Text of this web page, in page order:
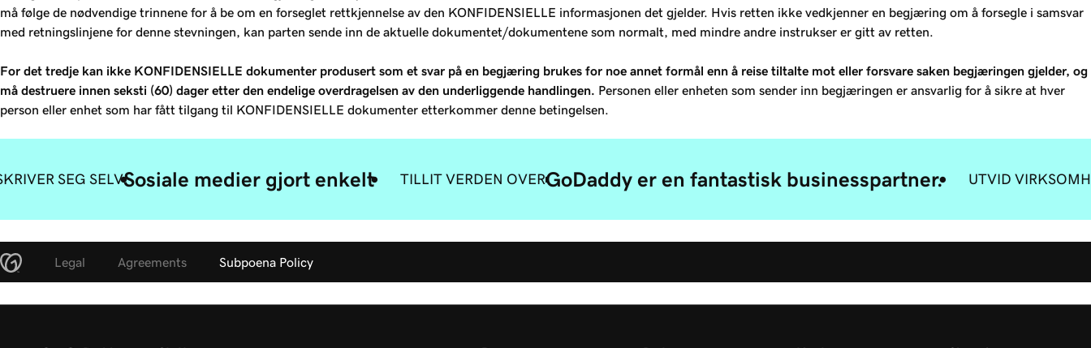
må følge de nødvendige trinnene for å be om en forseglet rettkjennelse av den KONFIDENSIELLE informasjonen det gjelder. Hvis retten ikke vedkjenner en begjæring om å forsegle i samsvar
med retningslinjene for denne stevningen, kan parten sende inn de aktuelle dokumentet/dokumentene som normalt, med mindre andre instrukser er gitt av retten.
For det tredje kan ikke KONFIDENSIELLE dokumenter produsert som et svar på en begjæring brukes for noe annet formål enn å reise tiltalte mot eller forsvare saken begjæringen gjelder, og
må destruere innen seksti (60) dager etter den endelige overdragelsen av den underliggende handlingen. Personen eller enheten som sender inn begjæringen er ansvarlig for å sikre at hver
person eller enhet som har fått tilgang til KONFIDENSIELLE dokumenter etterkommer denne betingelsen.
SEG SELVSosiale medier gjort enkelt TILLIT VERDEN OVERGoDaddy er en fantastisk businesspartner. UTVID
Legal Agreements Subpoena Policy